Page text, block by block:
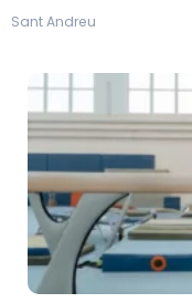
Sant Andreu